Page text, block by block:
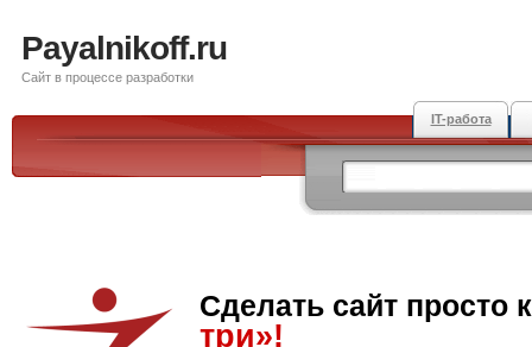
Payalnikoff.ru
Сайт в процессе разработки
IT-работа
Сделать сайт просто
три»!